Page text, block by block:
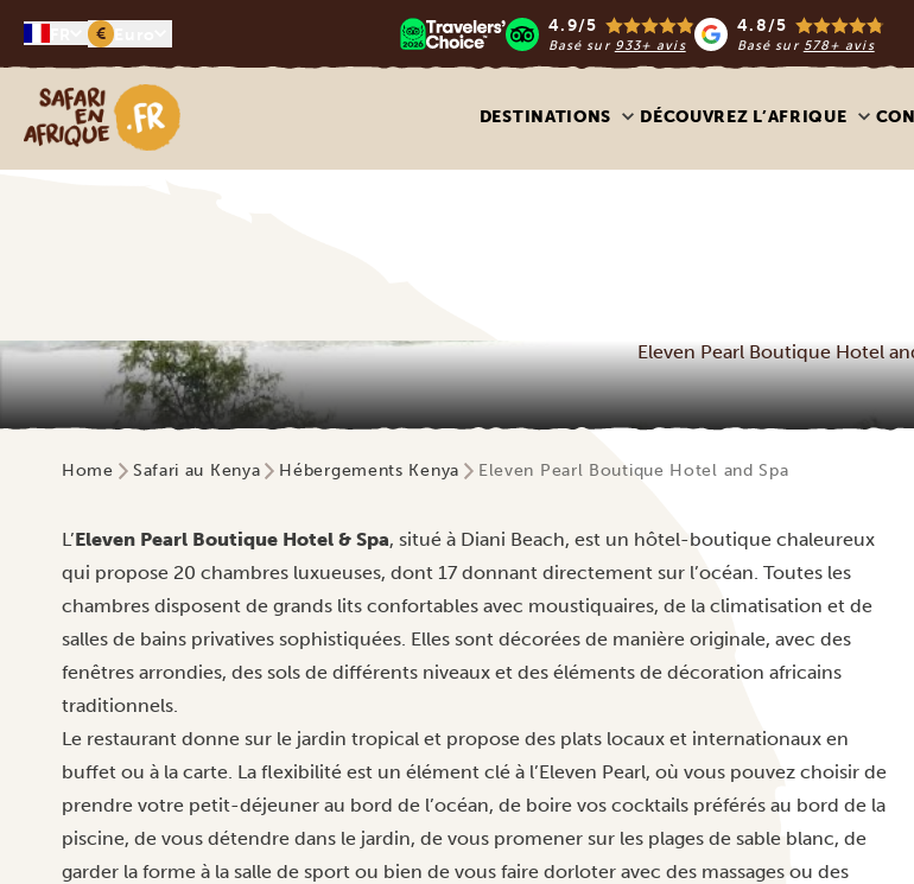
€ 4.9/5
Basé sur 933+ avis
4.8/5
Basé sur 578+ avis
Safari en Afrique
DESTINATIONS DÉCOUVREZ L’AFRIQUE
Eleven Pearl Boutique Hotel
Home Safari au Kenya Hébergements Kenya Eleven Pearl Boutique Hotel and Spa
L’Eleven Pearl Boutique Hotel & Spa, situé à Diani Beach, est un hôtel-boutique chaleureux
qui propose 20 chambres luxueuses, dont 17 donnant directement sur l’océan. Toutes les
chambres disposent de grands lits confortables avec moustiquaires, de la climatisation et de
salles de bains privatives sophistiquées. Elles sont décorées de manière originale, avec des
fenêtres arrondies, des sols de différents niveaux et des éléments de décoration africains
traditionnels.
Le restaurant donne sur le jardin tropical et propose des plats locaux et internationaux en
buffet ou à la carte. La flexibilité est un élément clé à l’Eleven Pearl, où vous pouvez choisir de
prendre votre petit-déjeuner au bord de l’océan, de boire vos cocktails préférés au bord de la
piscine, de vous détendre dans le jardin, de vous promener sur les plages de sable blanc, de
garder la forme à la salle de sport ou bien de vous faire dorloter avec des massages ou des